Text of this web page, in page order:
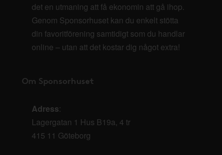
det en utmaning att få ekonomin att gå ihop.
Genom Sponsorhuset kan du enkelt stötta
din favoritförening samtidigt som du handlar
online – utan att det kostar dig något extra!
Om Sponsorhuset
Adress:
Lagergatan 1 Hus B19a, 4 tr
415 11 Göteborg